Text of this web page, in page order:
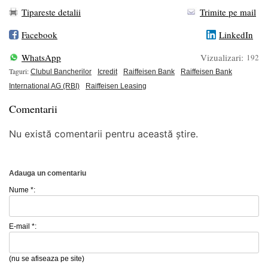
Tipareste detalii
Trimite pe mail
Facebook
LinkedIn
WhatsApp
Vizualizari: 192
Taguri: Clubul Bancherilor Icredit Raiffeisen Bank
Raiffeisen Bank
International AG (RBI)
Raiffeisen Leasing
Comentarii
Nu există comentarii pentru această știre.
Adauga un comentariu
Nume *:
E-mail *:
(nu se afiseaza pe site)